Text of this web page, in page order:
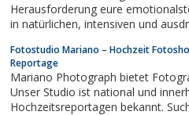
Herausforderung eure
in natürlichen, intensiven und ausdrucksstarken Bildern für immer
weltweit am schönsten Tag eures
Fotostudio Mariano – Hochzeit
Reportage
Mariano Photograph bietet
Unser Studio ist national und
Hochzeitsreportagen bekannt.